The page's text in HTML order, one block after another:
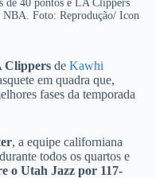
de 40 pontos e LA Clippers
NBA. Foto: Reprodução/ Icon
Clippers de Kawhi
em quadra que,
fases da temporada
, a equipe californiana
todos os quartos e
o Utah Jazz por 117-